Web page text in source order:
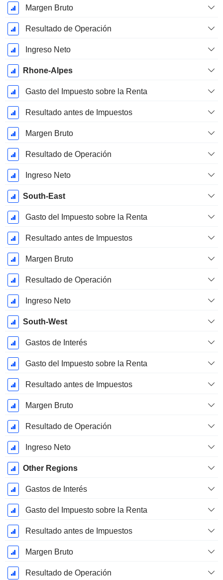
Margen Bruto
Resultado de Operación
Ingreso Neto
Rhone-Alpes
Gasto del Impuesto sobre la Renta
Resultado antes de Impuestos
Margen Bruto
Resultado de Operación
Ingreso Neto
South-East
Gasto del Impuesto sobre la Renta
Resultado antes de Impuestos
Margen Bruto
Resultado de Operación
Ingreso Neto
South-West
Gastos de Interés
Gasto del Impuesto sobre la Renta
Resultado antes de Impuestos
Margen Bruto
Resultado de Operación
Ingreso Neto
Other Regions
Gastos de Interés
Gasto del Impuesto sobre la Renta
Resultado antes de Impuestos
Margen Bruto
Resultado de Operación